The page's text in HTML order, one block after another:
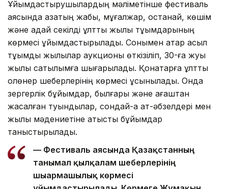
Ұйымдастырушылардың мəліметінше фестиваль
аясында қазақтың жабы, мұғалжар, қостанай, көшім
жəне адай секілді ұлттық жылқы тұқымдарының
көрмесі ұйымдастырылады. Сонымен қатар асыл
тұқымды жылқылар аукционы өткізіліп, 30-ға жуық
жылқы сатылымға шығарылады. Қонақтарға ұлттық
қолөнер шеберлерінің көрмесі ұсынылады. Онда
зергерлік бұйымдар, былғары жəне ағаштан
жасалған туындылар, сондай-ақ ат-əбзелдері мен
жылқы мəдениетіне қатысты бұйымдар
таныстырылады.
— Фестиваль аясында Қазақстанның
танымал қылқалам шеберлерінің
шығармашылық көрмесі